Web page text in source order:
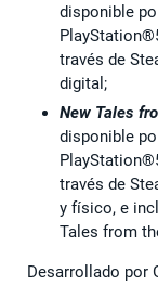
disponible
través de
digital;
New Tales
disponible
través de
y físico, e
Tales from
Desarrollado por